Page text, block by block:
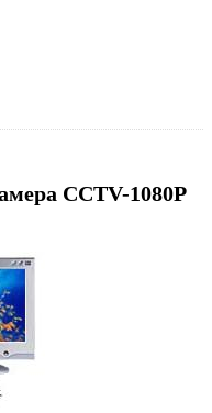
CCTV-1080P